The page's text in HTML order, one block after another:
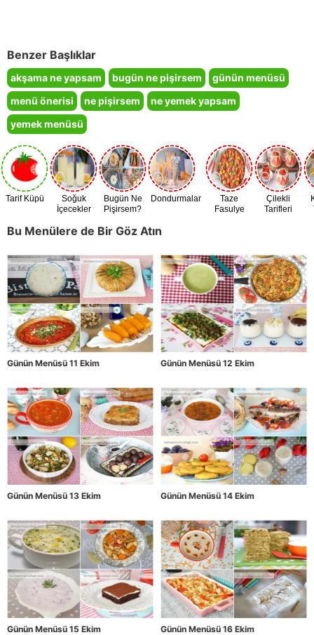
Benzer Başlıklar
akşama ne yapsam bugün ne pişirsem
günün menüsü
menü önerisi
ne pişirsem
ne yemek yapsam
yemek menüsü
Tarif Küpü
Soğuk
İçecekler
Bugün Ne
Pişirsem?
Dondurmalar
Taze
Fasulye
Çilekli
Tarifleri
Bu Menülere de Bir Göz Atın
Günün Menüsü 11 Ekim Günün Menüsü 12 Ekim
Günün Menüsü 13 Ekim Günün Menüsü 14 Ekim
Günün Menüsü 15 Ekim Günün Menüsü 16 Ekim